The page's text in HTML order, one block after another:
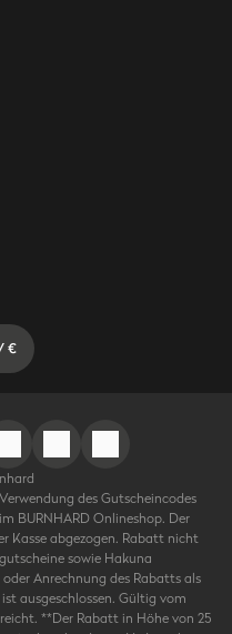
€
des Gutscheincodes
BURNHARD Onlineshop. Der
Kasse abgezogen. Rabatt nicht
sowie Hakuna
Anrechnung des Rabatts als
ausgeschlossen. Gültig vom
**Der Rabatt in Höhe von 25